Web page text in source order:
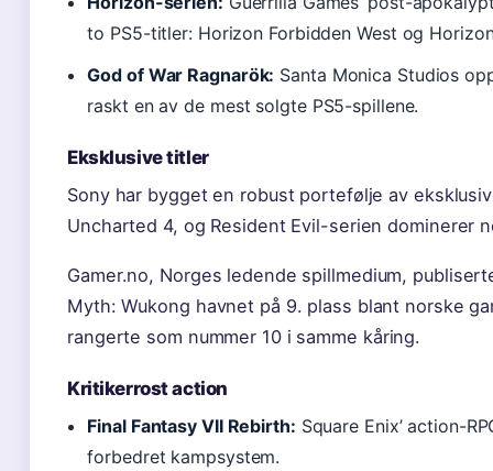
to PS5-titler: Horizon Forbidden West og
God of War Ragnarök: Santa Monica Studios
raskt en av de mest solgte PS5-spillene.
Eksklusive titler
Sony har bygget en robust portefølje av
Uncharted 4, og Resident Evil-serien dominerer
Gamer.no, Norges ledende spillmedium,
Myth: Wukong havnet på 9. plass blant norske
rangerte som nummer 10 i samme kåring.
Kritikerrost action
Final Fantasy VII Rebirth: Square Enix’ action-
forbedret kampsystem.